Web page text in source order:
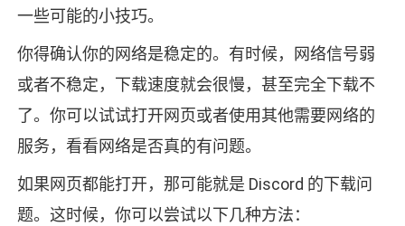
一些可能的小技巧。
你得确认你的网络是稳定的。有时候，网络信号弱
或者不稳定，下载速度就会很慢，甚至完全下载不
了。你可以试试打开网页或者使用其他需要网络的
服务，看看网络是否真的有问题。
如果网页都能打开，那可能就是 Discord 的下载问
题。这时候，你可以尝试以下几种方法：